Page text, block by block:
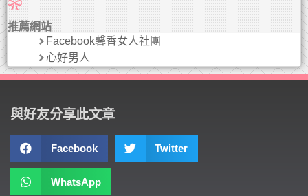
推薦網站
Facebook馨香女人社團
心好男人
與好友分享此文章
Facebook Twitter
WhatsApp